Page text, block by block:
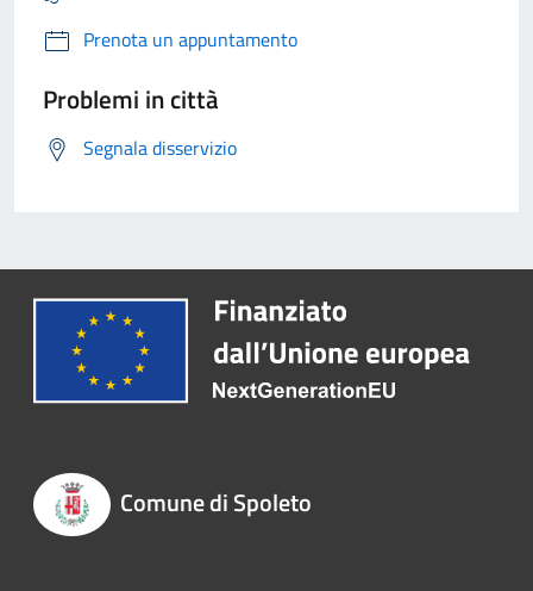
Prenota un appuntamento
Problemi in città
Segnala disservizio
Comune di Spoleto